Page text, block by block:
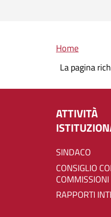
Briciole
Home
La pagina
ATTIVITÀ
SINDACO
CONSIGLIO COMUNALE E
COMMISSIONI
RAPPORTI